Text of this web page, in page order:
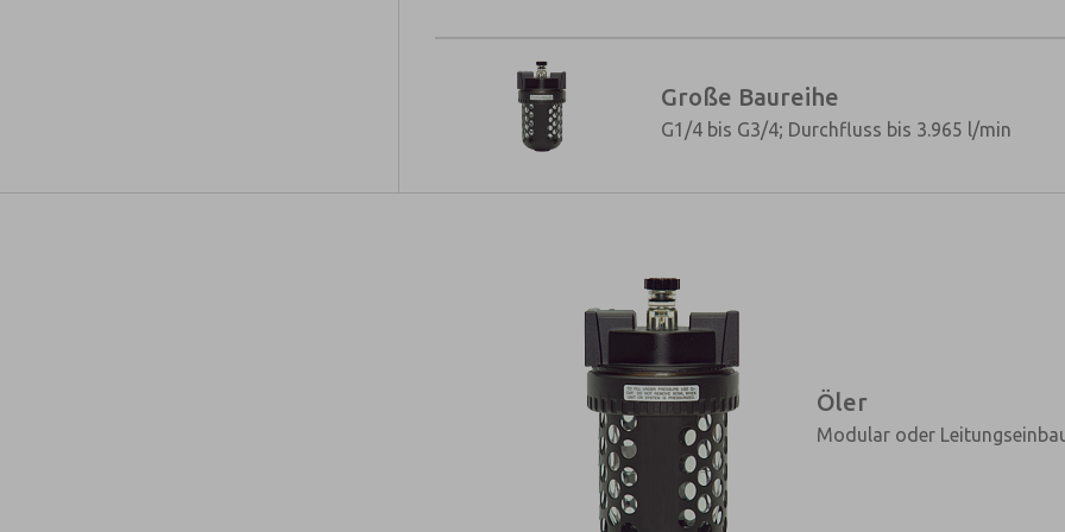
Große Baureihe
G1/4 bis G3/4; Durchfluss bis 3.965 l/min
Öler
Modular oder